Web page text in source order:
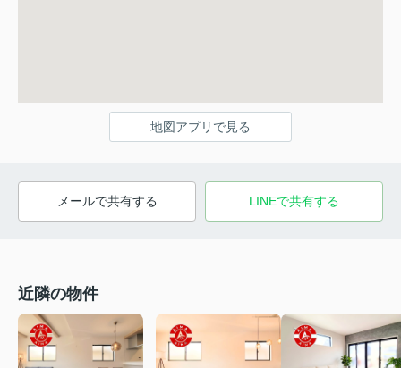
地図アプリで見る
メールで共有する LINEで共有する
近隣の物件